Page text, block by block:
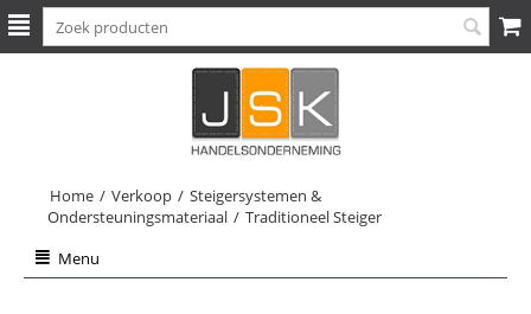
Home / Verkoop / Steigersystemen &
Ondersteuningsmateriaal / Traditioneel Steiger
Menu